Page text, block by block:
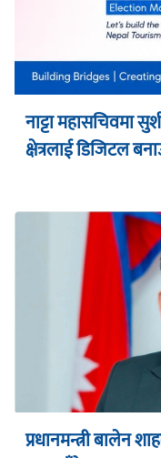
नाट्टा महासचिवमा
क्षेत्रलाई डिजिटल
प्रधानमन्त्री बालेन